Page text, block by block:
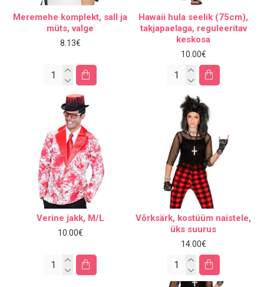
Meremehe komplekt, sall ja
müts, valge
8.13€
Hawaii hula seelik (75cm),
takjapaelaga, reguleeritav
keskosa
10.00€
Verine jakk, M/L
10.00€
Võrksärk, kostüüm naistele,
üks suurus
14.00€